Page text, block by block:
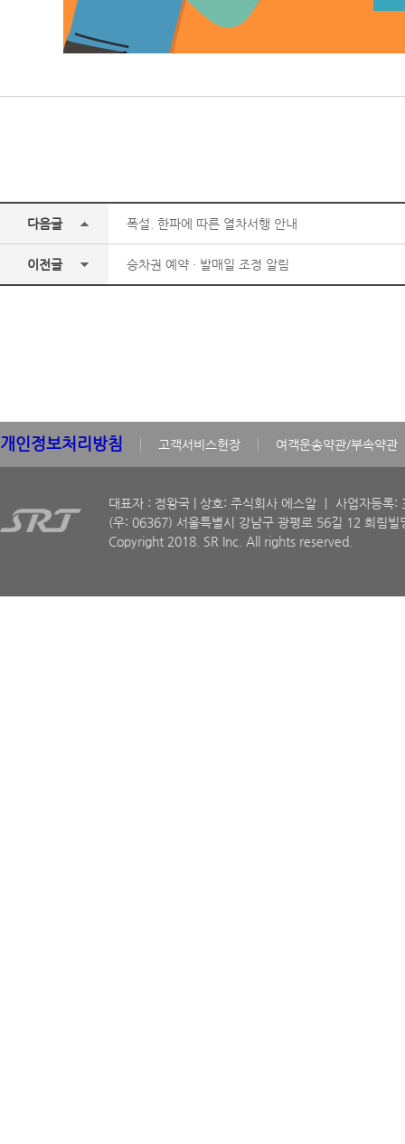
다음글 폭설. 한파에 따른 열차서행 안내
이전글 승차권 예약 · 발매일 조정 알림
개인정보처리방침 고객서비스헌장 여객운송약관/부속약관
대표자 : 정왕국 | 상호: 주식회사 에스알 ㅣ 사업자등
(우: 06367) 서울특별시 강남구 광평로 56길 12 희림빌
Copyright 2018. SR Inc. All rights reserved.